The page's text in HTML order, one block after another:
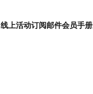
线上活动订阅邮件会员手册